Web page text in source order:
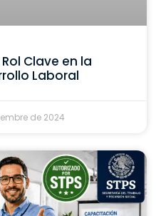
Clave en la
Laboral
de 2024